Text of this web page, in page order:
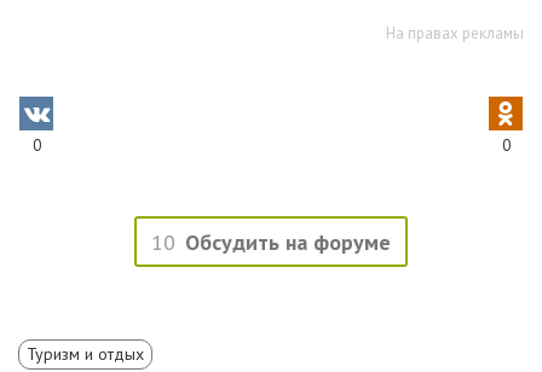
На правах рекламы
0 0
10 Обсудить на форуме
Туризм и отдых